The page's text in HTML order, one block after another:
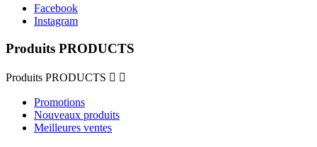
Facebook
Instagram
Produits PRODUCTS
Produits PRODUCTS  
Promotions
Nouveaux produits
Meilleures ventes